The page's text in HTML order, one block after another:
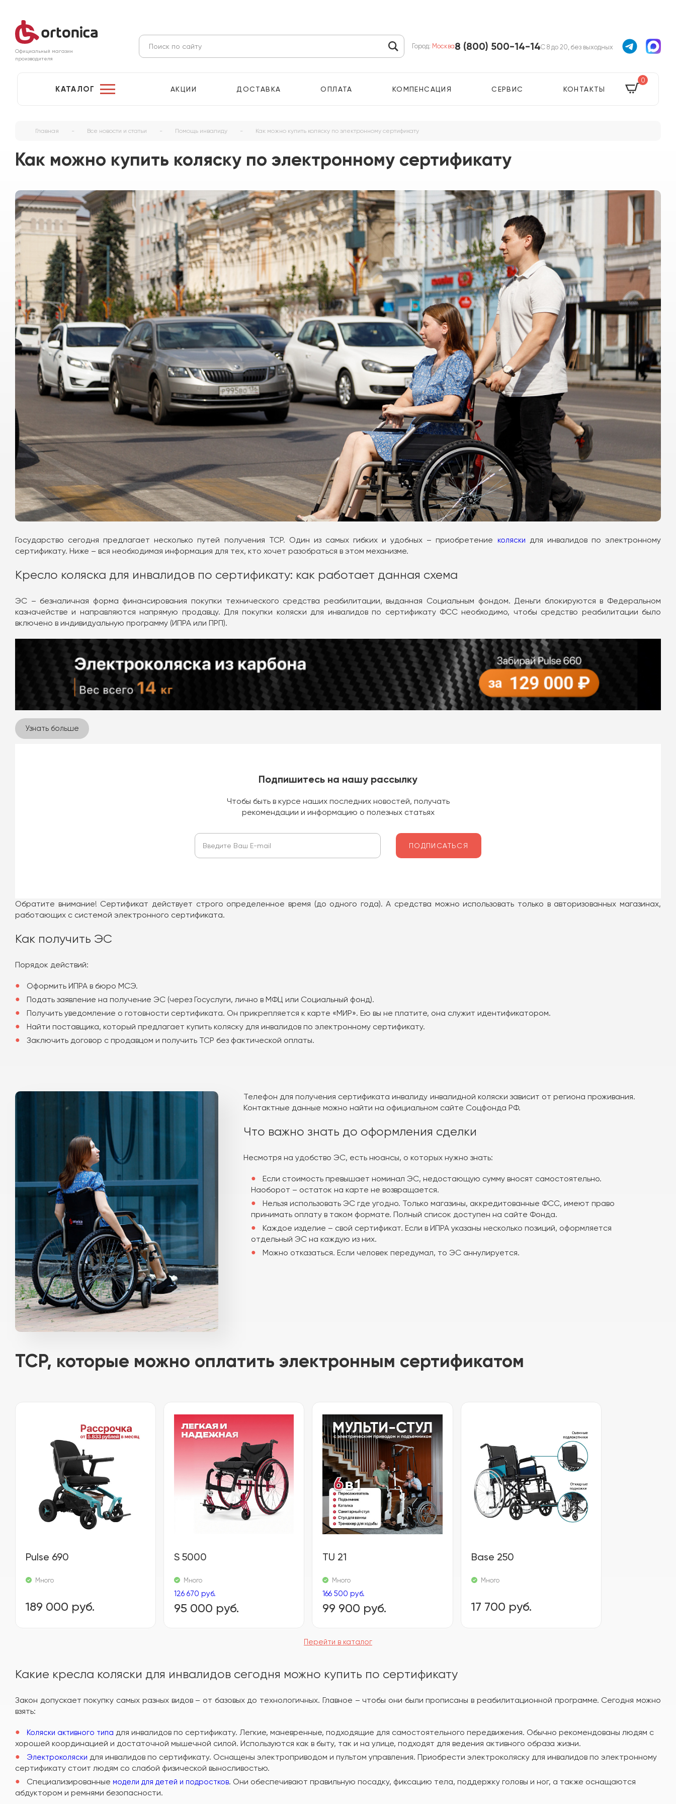
Официальный магазин
производителя
Город: Москва8 (800) 500-14-14С 8 до 20, без выходных
КАТАЛОГ АКЦИИ ДОСТАВКА ОПЛАТА КОМПЕНСАЦИЯ СЕРВИС КОНТАКТЫ
0
Главная - Все новости и статьи - Помощь инвалиду - Как можно купить коляску по электронному сертификату
Как можно купить коляску по электронному сертификату
Государство сегодня предлагает несколько путей получения ТСР. Один из самых гибких и удобных – приобретение коляски для инвалидов по электронному
сертификату. Ниже – вся необходимая информация для тех, кто хочет разобраться в этом механизме.
Кресло коляска для инвалидов по сертификату: как работает данная схема
ЭС – безналичная форма финансирования покупки технического средства реабилитации, выданная Социальным фондом. Деньги блокируются в Федеральном
казначействе и направляются напрямую продавцу. Для покупки коляски для инвалидов по сертификату ФСС необходимо, чтобы средство реабилитации было
включено в индивидуальную программу (ИПРА или ПРП).
Узнать больше
Подпишитесь на нашу рассылку
Чтобы быть в курсе наших последних новостей, получать
рекомендации и информацию о полезных статьях
Обратите внимание! Сертификат действует строго определенное время (до одного года). А средства можно использовать только в авторизованных магазинах,
работающих с системой электронного сертификата.
Как получить ЭС
Порядок действий:
Оформить ИПРА в бюро МСЭ.
Подать заявление на получение ЭС (через Госуслуги, лично в МФЦ или Социальный фонд).
Получить уведомление о готовности сертификата. Он прикрепляется к карте «МИР». Ею вы не платите, она служит идентификатором.
Найти поставщика, который предлагает купить коляску для инвалидов по электронному сертификату.
Заключить договор с продавцом и получить ТСР без фактической оплаты.
Телефон для получения сертификата инвалиду инвалидной коляски зависит от региона проживания.
Контактные данные можно найти на официальном сайте Соцфонда РФ.
Что важно знать до оформления сделки
Несмотря на удобство ЭС, есть нюансы, о которых нужно знать:
Если стоимость превышает номинал ЭС, недостающую сумму вносят самостоятельно.
Наоборот – остаток на карте не возвращается.
Нельзя использовать ЭС где угодно. Только магазины, аккредитованные ФСС, имеют право
принимать оплату в таком формате. Полный список доступен на сайте Фонда.
Каждое изделие – свой сертификат. Если в ИПРА указаны несколько позиций, оформляется
отдельный ЭС на каждую из них.
Можно отказаться. Если человек передумал, то ЭС аннулируется.
ТСР, которые можно оплатить электронным сертификатом
Pulse 690
Много
189 000 руб.
S 5000
Много
126 670 руб.
95 000 руб.
TU 21
Много
166 500 руб.
99 900 руб.
Base 250
Много
17 700 руб.
Перейти в каталог
Какие кресла коляски для инвалидов сегодня можно купить по сертификату
Закон допускает покупку самых разных видов – от базовых до технологичных. Главное – чтобы они были прописаны в реабилитационной программе. Сегодня можно
взять:
Коляски активного типа для инвалидов по сертификату. Легкие, маневренные, подходящие для самостоятельного передвижения. Обычно рекомендованы людям с
хорошей координацией и достаточной мышечной силой. Используются как в быту, так и на улице, подходят для ведения активного образа жизни.
Электроколяски для инвалидов по сертификату. Оснащены электроприводом и пультом управления. Приобрести электроколяску для инвалидов по электронному
сертификату стоит людям со слабой физической выносливостью.
Специализированные модели для детей и подростков. Они обеспечивают правильную посадку, фиксацию тела, поддержку головы и ног, а также оснащаются
абдуктором и ремнями безопасности.